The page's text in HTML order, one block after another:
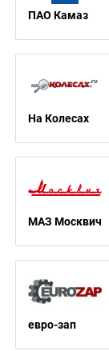
ПАО Камаз
На Колесах
МАЗ Москвич
евро-зап